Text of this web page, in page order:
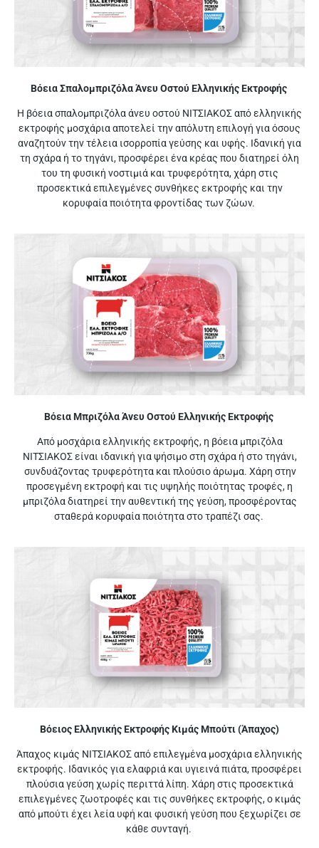
Βόεια Σπαλομπριζόλα Άνευ Οστού Ελληνικής Εκτροφής
Η βόεια σπαλομπριζόλα άνευ οστού ΝΙΤΣΙΑΚΟΣ από ελληνικής
εκτροφής μοσχάρια αποτελεί την απόλυτη επιλογή για όσους
αναζητούν την τέλεια ισορροπία γεύσης και υφής. Ιδανική για
τη σχάρα ή το τηγάνι, προσφέρει ένα κρέας που διατηρεί όλη
του τη φυσική νοστιμιά και τρυφερότητα, χάρη στις
προσεκτικά επιλεγμένες συνθήκες εκτροφής και την
κορυφαία ποιότητα φροντίδας των ζώων.
Βόεια Μπριζόλα Άνευ Οστού Ελληνικής Εκτροφής
Από μοσχάρια ελληνικής εκτροφής, η βόεια μπριζόλα
ΝΙΤΣΙΑΚΟΣ είναι ιδανική για ψήσιμο στη σχάρα ή στο τηγάνι,
συνδυάζοντας τρυφερότητα και πλούσιο άρωμα. Χάρη στην
προσεγμένη εκτροφή και τις υψηλής ποιότητας τροφές, η
μπριζόλα διατηρεί την αυθεντική της γεύση, προσφέροντας
σταθερά κορυφαία ποιότητα στο τραπέζι σας.
Βόειος Ελληνικής Εκτροφής Κιμάς Μπούτι (Άπαχος)
Άπαχος κιμάς ΝΙΤΣΙΑΚΟΣ από επιλεγμένα μοσχάρια ελληνικής
εκτροφής. Ιδανικός για ελαφριά και υγιεινά πιάτα, προσφέρει
πλούσια γεύση χωρίς περιττά λίπη. Χάρη στις προσεκτικά
επιλεγμένες ζωοτροφές και τις συνθήκες εκτροφής, ο κιμάς
από μπούτι έχει λεία υφή και φυσική γεύση που ξεχωρίζει σε
κάθε συνταγή.